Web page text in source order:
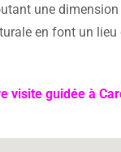
une
en font un
visite guidée à